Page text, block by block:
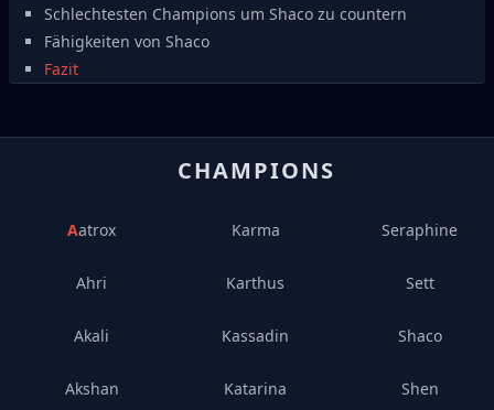
Schlechtesten Champions um Shaco zu countern
Fähigkeiten von Shaco
Fazit
CHAMPIONS
Aatrox
Ahri
Akali
Akshan
Karma
Karthus
Kassadin
Katarina
Seraphine
Sett
Shaco
Shen